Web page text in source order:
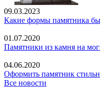
09.03.2023
Какие формы памятника
01.07.2020
Памятники из камня на
04.06.2020
Оформить памятник
Все новости